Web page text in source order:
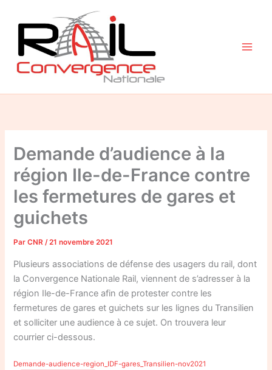
contenu
Demande d’audience à la
région Ile-de-France contre
les fermetures de gares et
guichets
ParCNR/21 novembre 2021
Plusieurs associations de défense des usagers du rail, dont
la Convergence Nationale Rail, viennent de s’adresser à la
région Ile-de-France afin de protester contre les
fermetures de gares et guichets sur les lignes du Transilien
et solliciter une audience à ce sujet. On trouvera leur
courrier ci-dessous.
Demande-audience-region_IDF-gares_Transilien-nov2021